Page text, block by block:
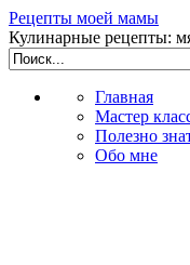
Рецепты моей мамы
Кулинарные рецепты:
Главная
Мастер
Полезно
Обо мне